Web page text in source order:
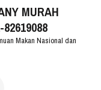
MURAH
Makan Nasional dan